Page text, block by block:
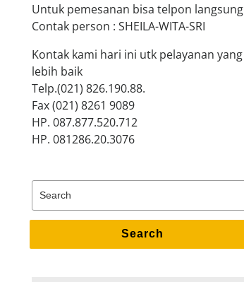
Untuk pemesanan bisa telpon langsung
Contak person : SHEILA-WITA-SRI
Kontak kami hari ini utk pelayanan yang
lebih baik
Telp.(021) 826.190.88.
Fax (021) 8261 9089
HP. 087.877.520.712
HP. 081286.20.3076
Search
Search